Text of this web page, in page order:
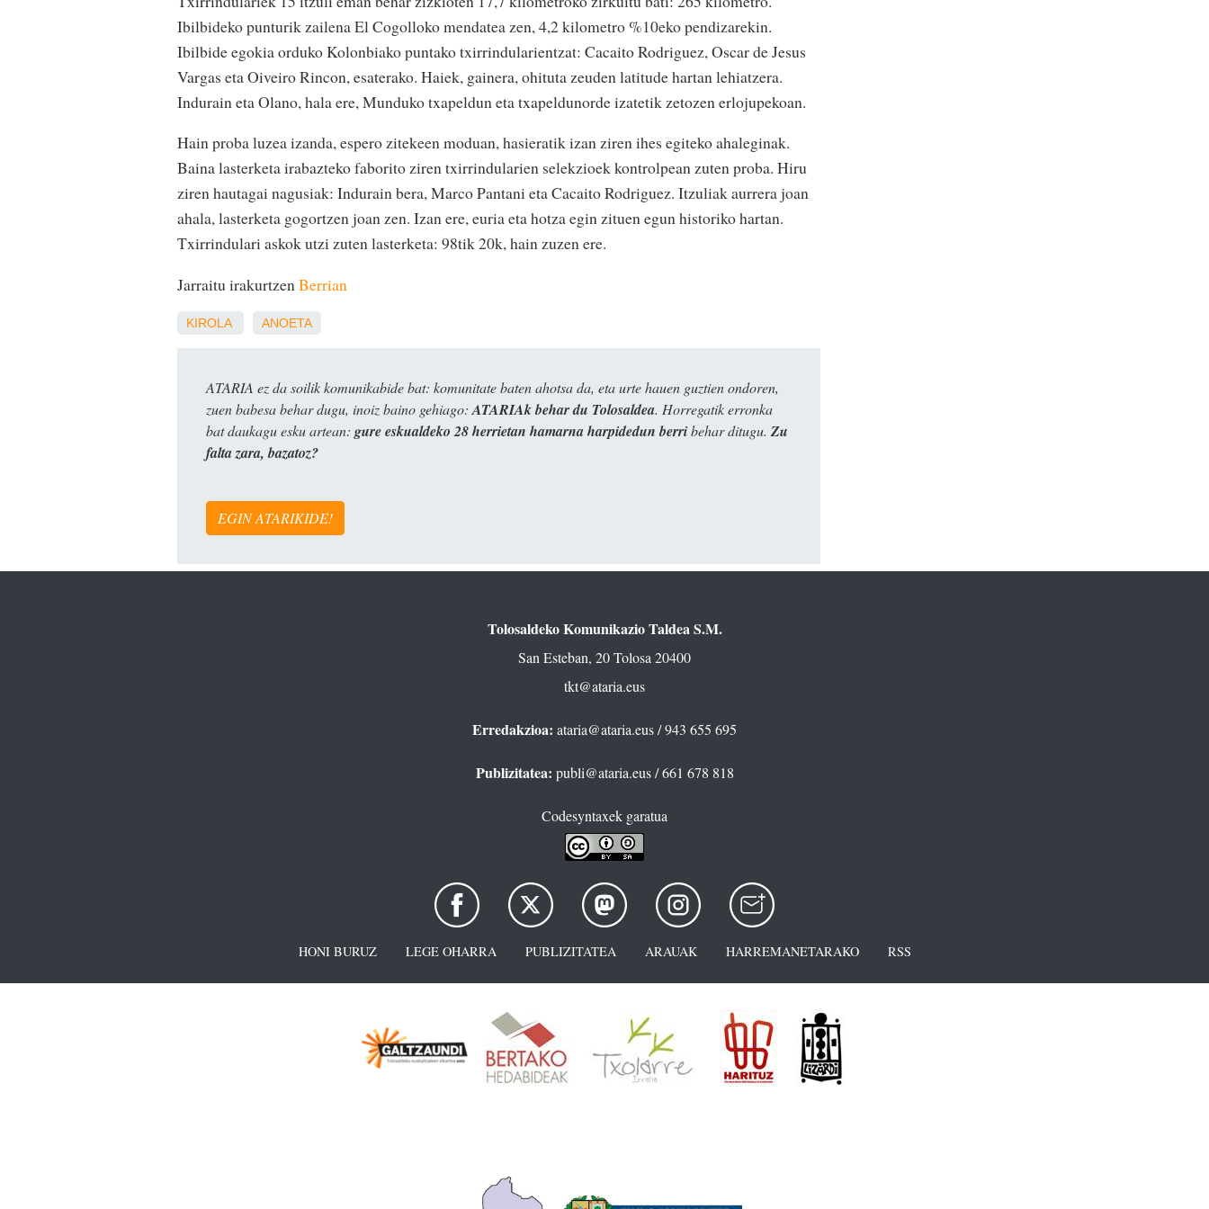
Ibilbideko punturik zailena El Cogolloko mendatea zen, 4,2 kilometro %10eko pendizarekin.
Ibilbide egokia orduko Kolonbiako puntako txirrindularientzat: Cacaito Rodriguez, Oscar de Jesus
Vargas eta Oiveiro Rincon, esaterako. Haiek, gainera, ohituta zeuden latitude hartan lehiatzera.
Indurain eta Olano, hala ere, Munduko txapeldun eta txapeldunorde izatetik zetozen erlojupekoan.
Hain proba luzea izanda, espero zitekeen moduan, hasieratik izan ziren ihes egiteko ahaleginak.
Baina lasterketa irabazteko faborito ziren txirrindularien selekzioek kontrolpean zuten proba. Hiru
ziren hautagai nagusiak: Indurain bera, Marco Pantani eta Cacaito Rodriguez. Itzuliak aurrera joan
ahala, lasterketa gogortzen joan zen. Izan ere, euria eta hotza egin zituen egun historiko hartan.
Txirrindulari askok utzi zuten lasterketa: 98tik 20k, hain zuzen ere.
Jarraitu irakurtzen Berrian
KIROLA ANOETA
ATARIA ez da soilik komunikabide bat: komunitate baten ahotsa da, eta urte hauen guztien ondoren,
zuen babesa behar dugu, inoiz baino gehiago:ATARIAk behar du Tolosaldea. Horregatik erronka
bat daukagu esku artean: gure eskualdeko 28 herrietan hamarna harpidedun berribehar ditugu. Zu
falta zara, bazatoz?
EGIN ATARIKIDE!
Tolosaldeko Komunikazio Taldea S.M.
San Esteban, 20 Tolosa 20400
tkt@ataria.eus
Erredakzioa: ataria@ataria.eus/ 943 655 695
Publizitatea: publi@ataria.eus/ 661 678 818
Codesyntaxek garatua
HONI BURUZ LEGE OHARRA PUBLIZITATEA ARAUAK HARREMANETARAKO RSS